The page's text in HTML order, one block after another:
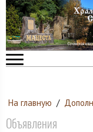
На главную /
Объявления